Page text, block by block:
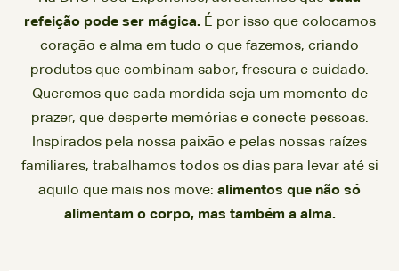
refeição pode ser mágica.É por isso que colocamos
coração e alma em tudo o que fazemos, criando
produtos que combinam sabor, frescura e cuidado.
Queremos que cada mordida seja um momento de
prazer, que desperte memórias e conecte pessoas.
Inspirados pela nossa paixão e pelas nossas raízes
familiares, trabalhamos todos os dias para levar até si
aquilo que mais nos move: alimentos que não só
alimentam o corpo, mas também a alma.